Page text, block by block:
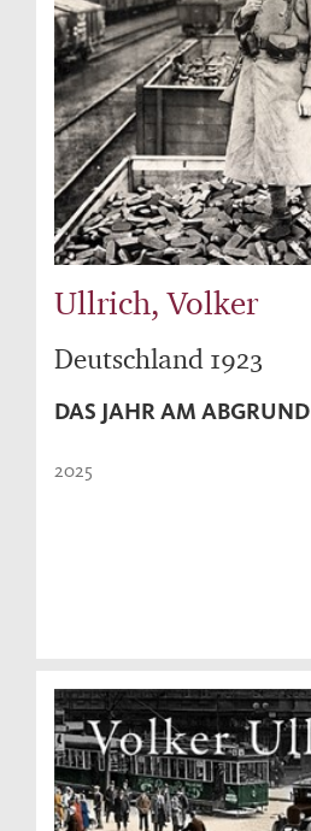
Ullrich, Volker
Deutschland 1923
DAS JAHR AM ABGRUND
2025